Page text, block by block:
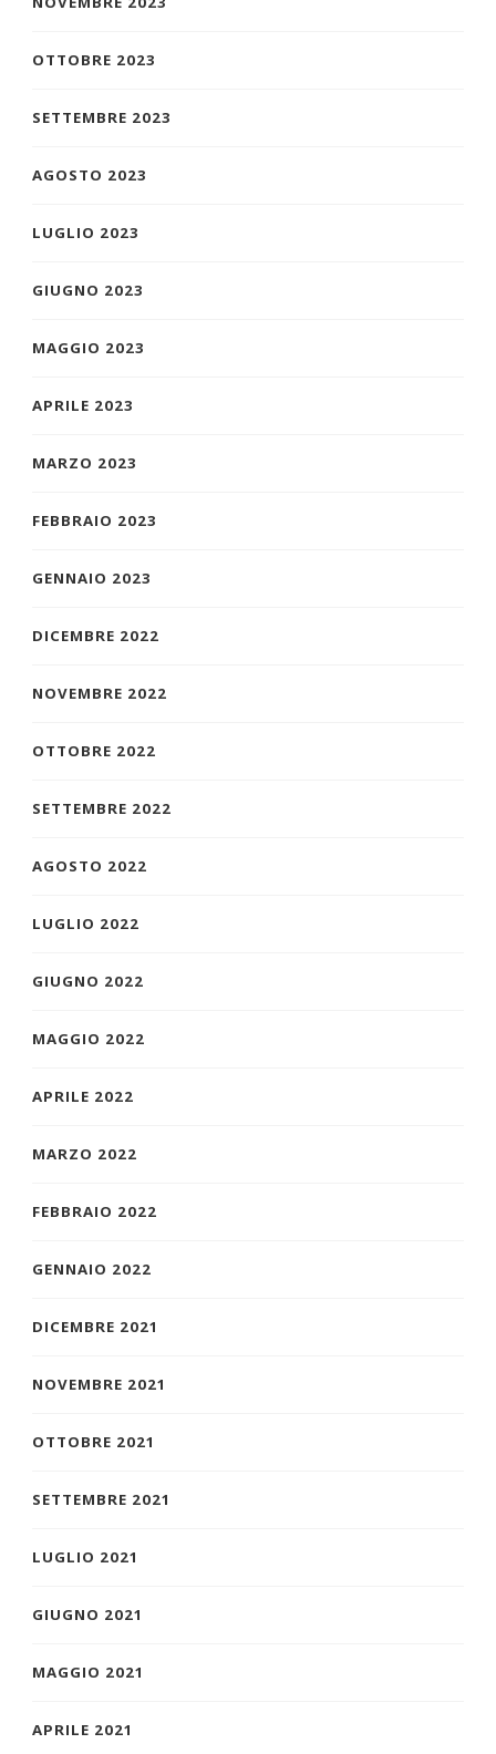
OTTOBRE 2023
SETTEMBRE 2023
AGOSTO 2023
LUGLIO 2023
GIUGNO 2023
MAGGIO 2023
APRILE 2023
MARZO 2023
FEBBRAIO 2023
GENNAIO 2023
DICEMBRE 2022
NOVEMBRE 2022
OTTOBRE 2022
SETTEMBRE 2022
AGOSTO 2022
LUGLIO 2022
GIUGNO 2022
MAGGIO 2022
APRILE 2022
MARZO 2022
FEBBRAIO 2022
GENNAIO 2022
DICEMBRE 2021
NOVEMBRE 2021
OTTOBRE 2021
SETTEMBRE 2021
LUGLIO 2021
GIUGNO 2021
MAGGIO 2021
APRILE 2021